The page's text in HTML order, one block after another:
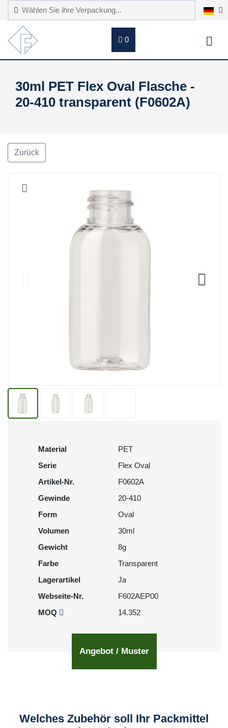
0
30ml PET Flex Oval Flasche -
20-410 transparent (F0602A)
Zurück
Material
PET
Serie
Flex Oval
Artikel-Nr.
F0602A
Gewinde
20-410
Form
Oval
Volumen
30ml
Gewicht
8g
Farbe
Transparent
Lagerartikel
Ja
Webseite-Nr.
F602AEP00
MOQ
14.352
Angebot / Muster
Welches Zubehör soll Ihr Packmittel